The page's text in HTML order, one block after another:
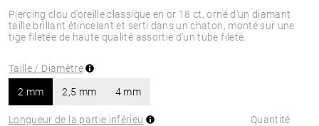
Piercing clou d’oreille classique en or 18 ct, orné d’un diamant
taille brillant étincelant et serti dans un chaton, monté sur une
tige filetée de haute qualité assortie d’un tube fileté.
Taille / Diamètre
2 mm 2,5 mm 4 mm
Longueur de la partie inférieu Quantité